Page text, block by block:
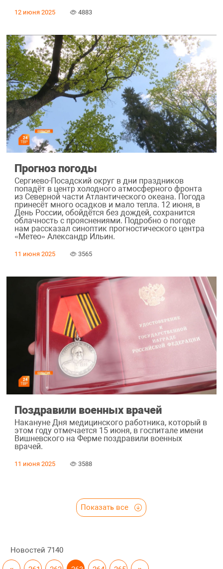
12 июня 2025 4883
Прогноз погоды
Сергиево-Посадский округ в дни праздников
попадёт в центр холодного атмосферного фронта
из Северной части Атлантического океана. Погода
принесёт много осадков и мало тепла. 12 июня, в
День России, обойдётся без дождей, сохранится
облачность с прояснениями. Подробно о погоде
нам рассказал синоптик прогностического центра
«Метео» Александр Ильин.
11 июня 2025 3565
Поздравили военных врачей
Накануне Дня медицинского работника, который в
этом году отмечается 15 июня, в госпитале имени
Вишневского на Ферме поздравили военных
врачей.
11 июня 2025 3588
Показать все
Новостей 7140